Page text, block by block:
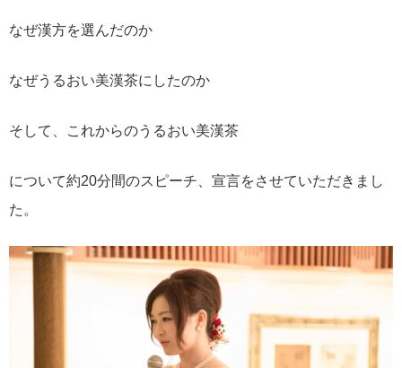
なぜ漢方を選んだのか
なぜうるおい美漢茶にしたのか
そして、これからのうるおい美漢茶
について約20分間のスピーチ、宣言をさせていただきまし
た。